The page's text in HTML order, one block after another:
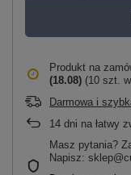
Produkt na
(18.08) (10 szt.
Darmowa i
14 dni na łatwy
Masz pytania?
Napisz: